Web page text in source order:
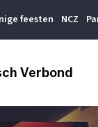
feesten NCZ
Verbond